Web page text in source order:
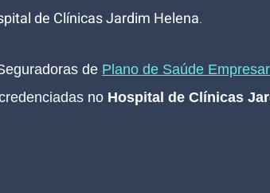
de Clínicas Jardim Helena.
de Plano de Saúde
no Hospital de Clínicas